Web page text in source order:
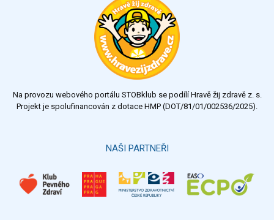
Výsledky Všechny ankety
Na provozu webového portálu STOBklub se podílí Hravě žij zdravě z. s.
Projekt je spolufinancován z dotace HMP (DOT/81/01/002536/2025).
NAŠI PARTNEŘI